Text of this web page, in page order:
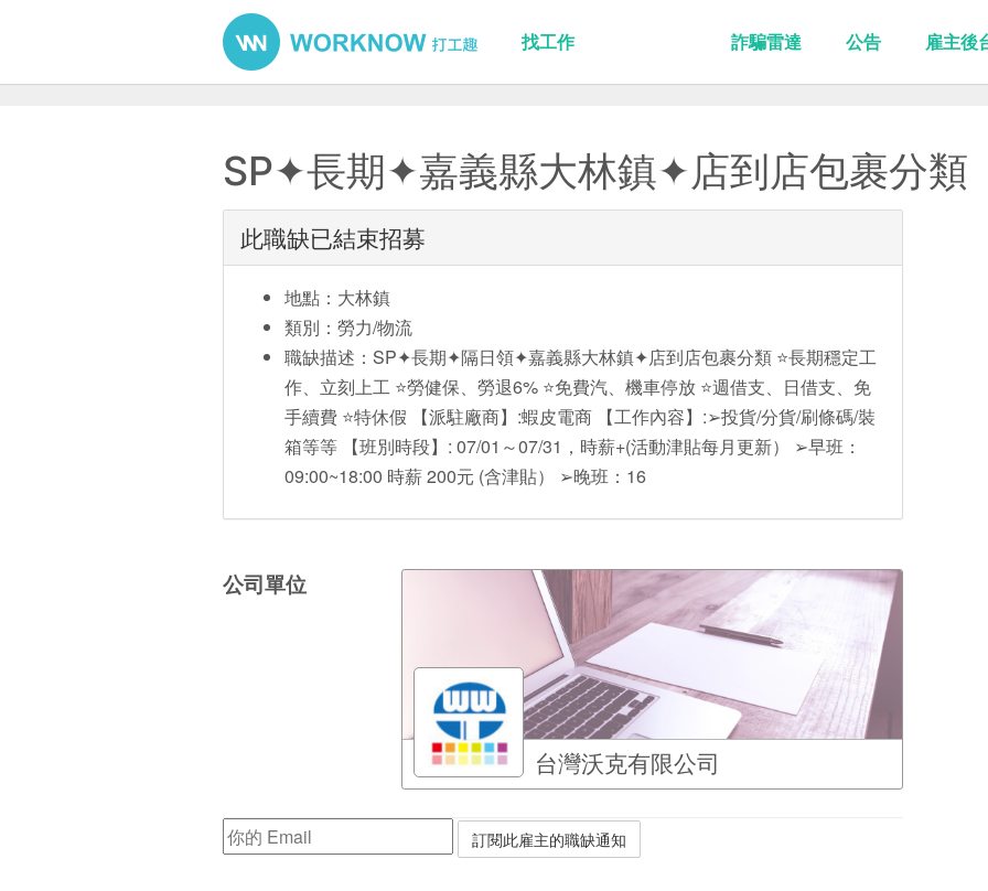
找工作 詐騙雷達 公告 雇主後
SP✦長期✦嘉義縣大林鎮✦店到店包裹分類
此職缺已結束招募
地點：大林鎮
類別：勞力/物流
職缺描述：SP✦長期✦隔日領✦嘉義縣大林鎮✦店到店包裹分類 ⭐️長期穩定工
作、立刻上工 ⭐️勞健保、勞退6% ⭐️免費汽、機車停放 ⭐️週借支、日借支、免
手續費 ⭐️特休假 【派駐廠商】:蝦皮電商 【工作內容】:➢投貨/分貨/刷條碼/裝
箱等等 【班別時段】: 07/01～07/31，時薪+(活動津貼每月更新） ➢早班：
09:00~18:00 時薪 200元 (含津貼） ➢晚班：16
公司單位
台灣沃克有限公司